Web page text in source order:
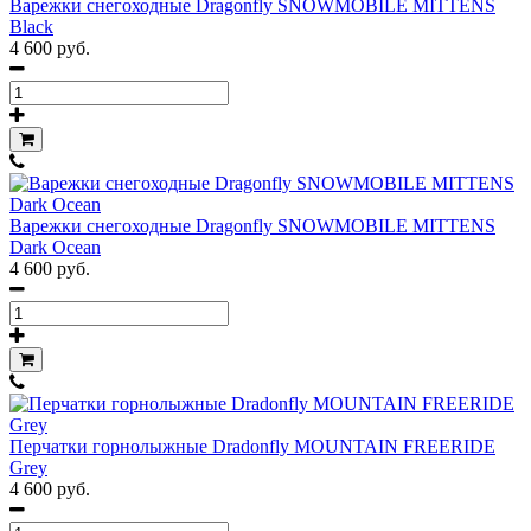
Варежки снегоходные Dragonfly SNOWMOBILE MITTENS
Black
4 600 руб.
Варежки снегоходные Dragonfly SNOWMOBILE MITTENS
Dark Ocean
4 600 руб.
Перчатки горнолыжные Dradonfly MOUNTAIN FREERIDE
Grey
4 600 руб.